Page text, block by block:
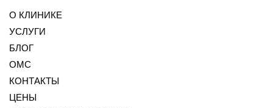
О КЛИНИКЕ
УСЛУГИ
БЛОГ
ОМС
КОНТАКТЫ
ЦЕНЫ